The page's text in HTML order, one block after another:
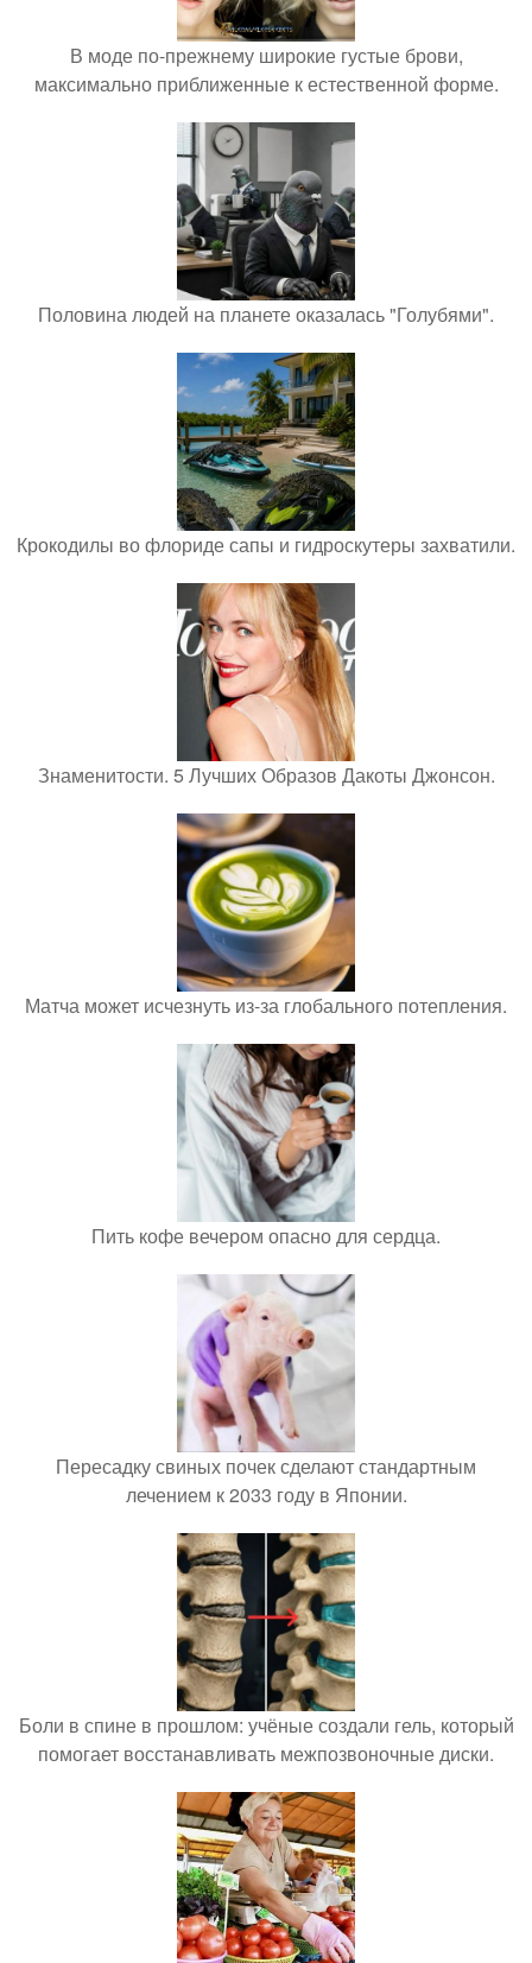
В моде по-прежнему широкие густые брови,
максимально приближенные к естественной форме.
Половина людей на планете оказалась "Голубями".
Крокодилы во флориде сапы и гидроскутеры захватили.
Знаменитости. 5 Лучших Образов Дакоты Джонсон.
Матча может исчезнуть из-за глобального потепления.
Пить кофе вечером опасно для сердца.
Пересадку свиных почек сделают стандартным
лечением к 2033 году в Японии.
Боли в спине в прошлом: учёные создали гель, который
помогает восстанавливать межпозвоночные диски.